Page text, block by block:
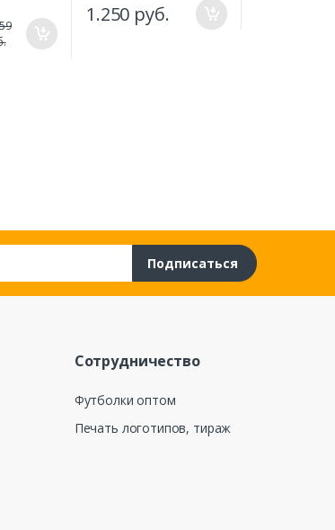
1.250 руб.
Подписаться
Сотрудничество
Футболки оптом
Печать логотипов, тираж